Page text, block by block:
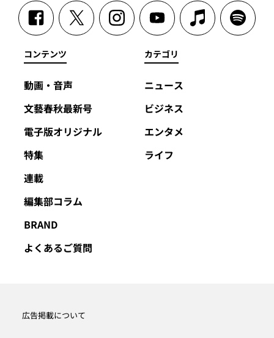
コンテンツ
動画・音声
文藝春秋最新号
電子版オリジナル
特集
連載
編集部コラム
BRAND
よくあるご質問
カテゴリ
ニュース
ビジネス
エンタメ
ライフ
広告掲載について